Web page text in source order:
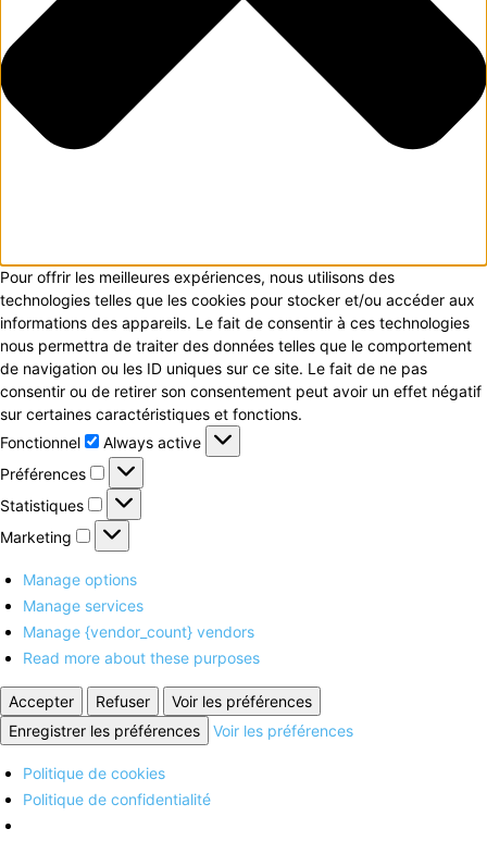
Pour offrir les meilleures expériences, nous utilisons des
technologies telles que les cookies pour stocker et/ou accéder aux
informations des appareils. Le fait de consentir à ces technologies
nous permettra de traiter des données telles que le comportement
de navigation ou les ID uniques sur ce site. Le fait de ne pas
consentir ou de retirer son consentement peut avoir un effet négatif
sur certaines caractéristiques et fonctions.
Fonctionnel
Fonctionnel
Always active
Préférences
Préférences
Statistiques
Statistiques
Marketing
Marketing
Manage options
Manage services
Manage {vendor_count} vendors
Read more about these purposes
Accepter Refuser
Voir les préférences
Enregistrer les préférences
Voir les préférences
Politique de cookies
Politique de confidentialité